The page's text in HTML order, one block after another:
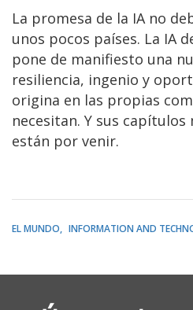
La promesa de la IA no
unos pocos países. La IA
pone de manifiesto una
resiliencia, ingenio y
origina en las propias
necesitan. Y sus
están por venir.
EL MUNDO INFORMATION AND